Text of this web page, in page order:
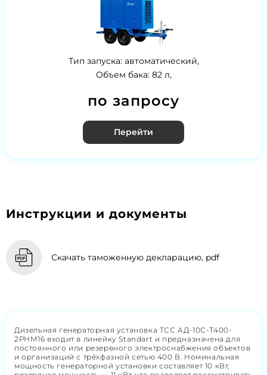
Тип запуска: автоматический,
Объем бака: 82 л,
по запросу
Перейти
Инструкции и документы
Скачать таможенную декларацию, pdf
Дизельная генераторная установка ТСС АД-10С-Т400-
2РНМ16 входит в линейку Standart и предназначена для
постоянного или резервного электроснабжения объектов
и организаций с трёхфазной сетью 400 В. Номинальная
мощность генераторной установки составляет 10 кВт,